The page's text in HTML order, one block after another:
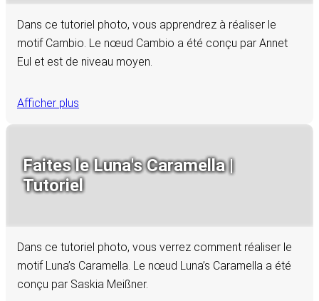
Dans ce tutoriel photo, vous apprendrez à réaliser le
motif Cambio. Le nœud Cambio a été conçu par Annet
Eul et est de niveau moyen.
Afficher plus
Faites le Luna's Caramella |
Tutoriel
Dans ce tutoriel photo, vous verrez comment réaliser le
motif Luna’s Caramella. Le nœud Luna’s Caramella a été
conçu par Saskia Meißner.